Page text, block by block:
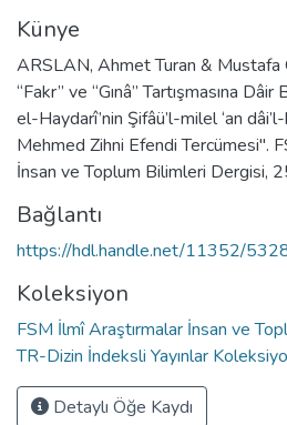
Künye
ARSLAN, Ahmet Turan & Mustafa
“Fakr” ve “Gınâ” Tartışmasına
el-Haydarî’nin Şifâü’l-milel ‘an
Mehmed Zihni Efendi Tercümesi".
İnsan ve Toplum Bilimleri Dergisi,
Bağlantı
https://hdl.handle.net/11352/
Koleksiyon
FSM İlmî Araştırmalar İnsan ve
TR-Dizin İndeksli Yayınlar
Detaylı Öğe Kaydı